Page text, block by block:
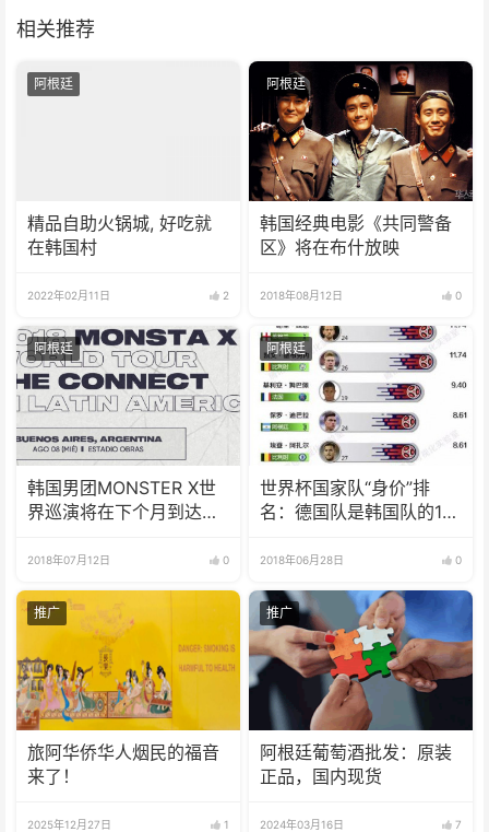
相关推荐
阿根廷
精品自助火锅城, 好吃就
在韩国村
2022年02月11日 2
阿根廷
韩国经典电影《共同警备
区》将在布什放映
2018年08月12日 0
阿根廷
韩国男团MONSTER X世
界巡演将在下个月到达布
2018年07月12日 0
阿根廷
世界杯国家队“身价”排
名：德国队是韩国队的10
2018年06月28日 0
推广
旅阿华侨华人烟民的福音
来了！
2025年12月27日 1
推广
阿根廷葡萄酒批发：原装
正品，国内现货
2024年03月16日 7